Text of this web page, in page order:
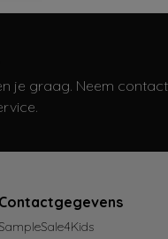
je graag. Neem
Contactgegevens